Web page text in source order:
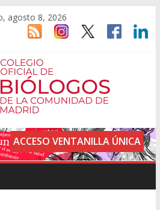
agosto 8, 2026
ACCESO VENTANILLA ÚNICA